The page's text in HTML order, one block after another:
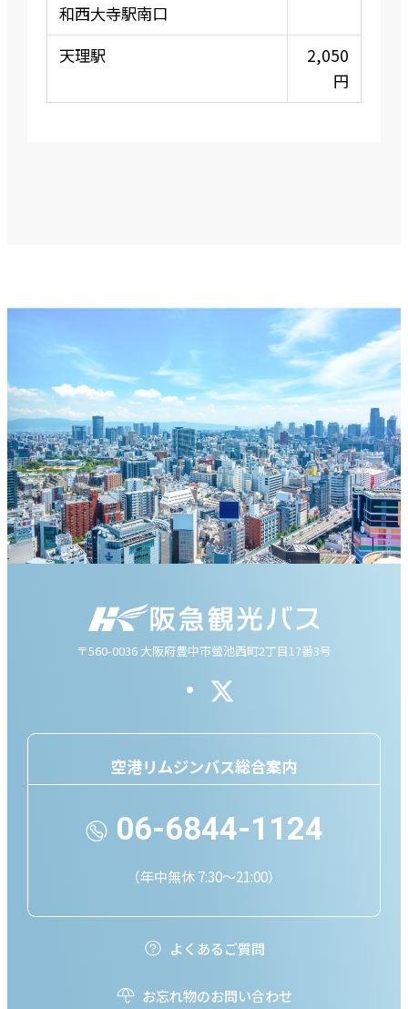
和西大寺駅南口
天理駅
2,050
円
〒560-0036 大阪府豊中市螢池西町2丁目17番3号
空港リムジンバス総合案内
06-6844-1124
（年中無休 7:30～21:00）
よくあるご質問
お忘れ物のお問い合わせ